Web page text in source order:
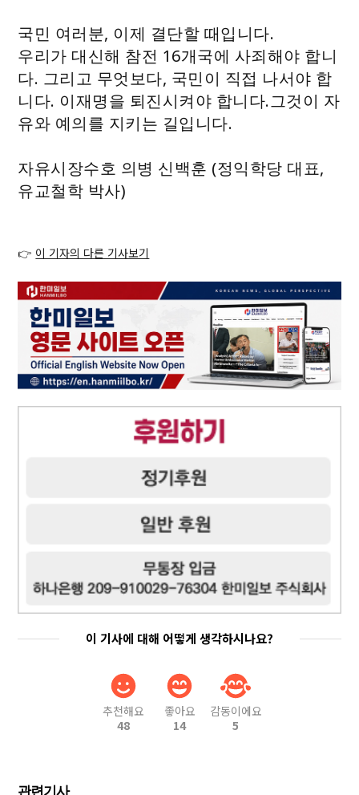
국민 여러분, 이제 결단할 때입니다.
우리가 대신해 참전 16개국에 사죄해야 합니
다. 그리고 무엇보다, 국민이 직접 나서야 합
니다. 이재명을 퇴진시켜야 합니다.그것이 자
유와 예의를 지키는 길입니다.
자유시장수호 의병 신백훈 (정익학당 대표,
유교철학 박사)
👉 이 기자의 다른 기사보기
이 기사에 대해 어떻게 생각하시나요?
추천해요
48
좋아요
14
감동이에요
5
관련기사